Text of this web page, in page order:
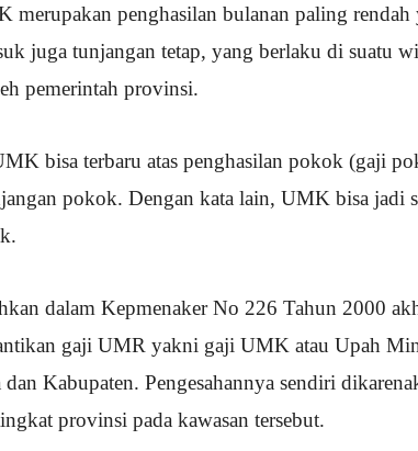
merupakan penghasilan bulanan paling rendah
juga tunjangan tetap, yang berlaku di suatu
pemerintah provinsi.
bisa terbaru atas penghasilan pokok (gaji
pokok. Dengan kata lain, UMK bisa jadi
dalam Kepmenaker No 226 Tahun 2000
gaji UMR yakni gaji UMK atau Upah
Kabupaten. Pengesahannya sendiri
provinsi pada kawasan tersebut.